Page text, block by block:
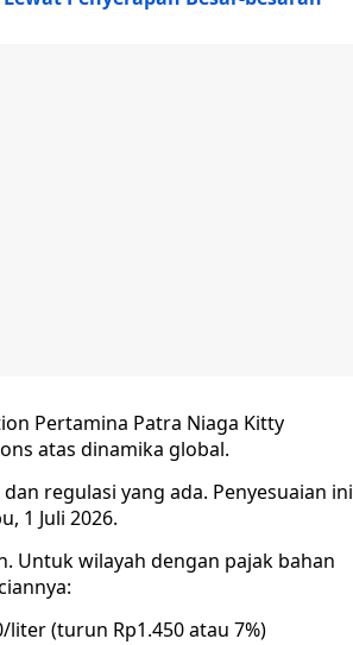
Pertamina Patra Niaga Kitty
atas dinamika global.
regulasi yang ada. Penyesuaian ini
1 Juli 2026.
Untuk wilayah dengan pajak bahan
(turun Rp1.450 atau 7%)